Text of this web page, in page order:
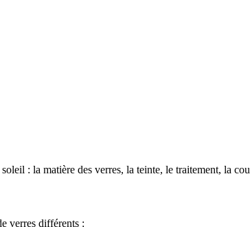
: la matière des verres, la teinte, le traitement, la
verres différents :